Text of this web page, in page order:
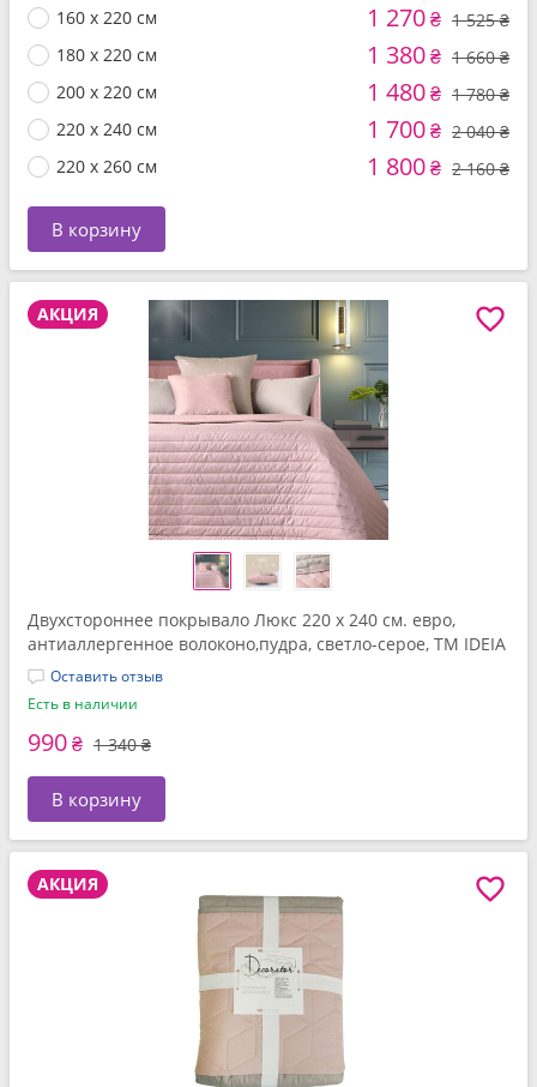
160 x 220 см
1 270₴ 1 525 ₴
180 x 220 см
1 380₴ 1 660 ₴
200 x 220 см
1 480₴ 1 780 ₴
220 x 240 см
1 700₴ 2 040 ₴
220 x 260 см
1 800₴ 2 160 ₴
В корзину
АКЦИЯ
Двухстороннее покрывало Люкс 220 x 240 см. евро,
антиаллергенное волоконо,пудра, светло-серое, ТМ IDEIA
Оставить отзыв
Есть в наличии
990₴ 1 340 ₴
В корзину
АКЦИЯ